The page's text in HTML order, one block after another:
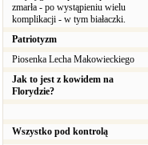
zmarła - po wystąpieniu wielu
komplikacji - w tym białaczki.
Patriotyzm
Piosenka Lecha Makowieckiego
Jak to jest z kowidem na
Florydzie?
Wszystko pod kontrolą